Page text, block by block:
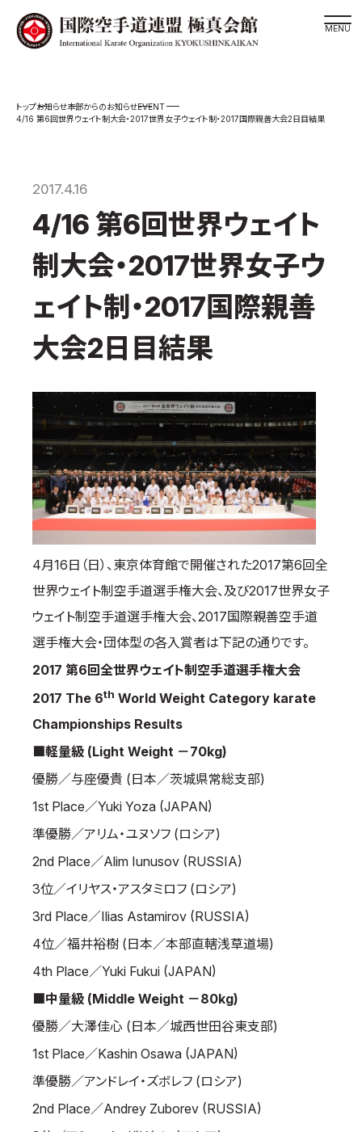
スケジュール
松井章奎館長 紹介
極真の歴史
極真会館のご案内
極真会館の概要
役員紹介
各委員会紹介
お知らせ
本部からのお知らせ
支部からのお知らせ
公式大会
公式記録
試合規則
入門のご案内
一般の部・壮年部の方
会員制度
取材のお申し込み
よくある質問
サイトマップ
Language
日本語
English
お知らせ本部からのお知らせEVENT
4/16 第6回世界ウェイト制大会・2017世界女子ウェイト制・2017国際親善大会2日目結果
2017.4.16
4/16 第6回世界ウェイト
制大会・2017世界女子ウ
ェイト制・2017国際親善
大会2日目結果
4月16日（日）、東京体育館で開催された2017第6回全
世界ウェイト制空手道選手権大会、及び2017世界女子
ウェイト制空手道選手権大会、2017国際親善空手道
選手権大会・団体型の各入賞者は下記の通りです。
2017 第6回全世界ウェイト制空手道選手権大会
2017 The 6th World Weight Category karate
Championships Results
■軽量級 (Light Weight －70kg)
優勝／与座優貴 (日本／茨城県常総支部)
1st Place／Yuki Yoza (JAPAN)
準優勝／アリム・ユヌソフ (ロシア)
2nd Place／Alim Iunusov (RUSSIA)
3位／イリヤス・アスタミロフ (ロシア)
3rd Place／Ilias Astamirov (RUSSIA)
4位／福井裕樹 (日本／本部直轄浅草道場)
4th Place／Yuki Fukui (JAPAN)
■中量級 (Middle Weight －80kg)
優勝／大澤佳心 (日本／城西世田谷東支部)
1st Place／Kashin Osawa (JAPAN)
準優勝／アンドレイ・ズボレフ (ロシア)
2nd Place／Andrey Zuborev (RUSSIA)